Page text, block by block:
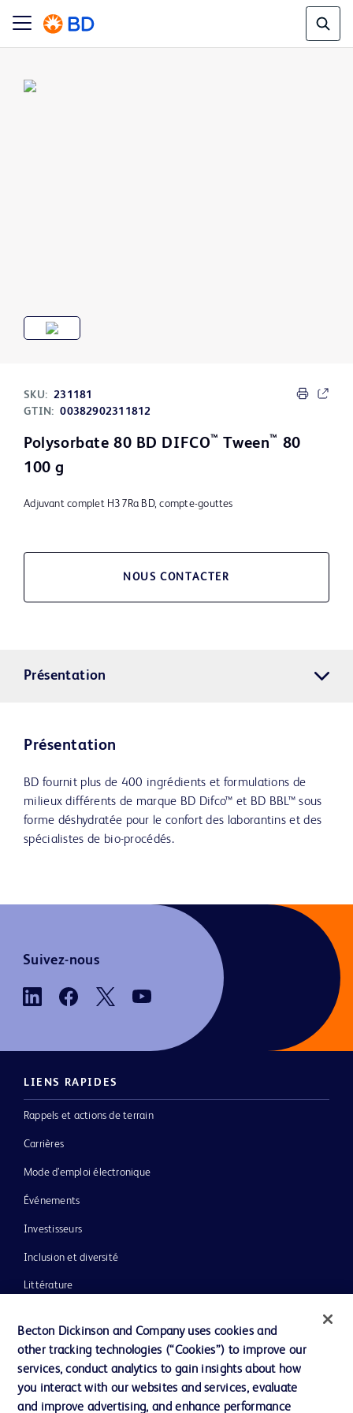
SKU: 231181
GTIN: 00382902311812
Polysorbate 80 BD DIFCO™ Tween™ 80
100 g
Adjuvant complet H37Ra BD, compte-gouttes
NOUS CONTACTER
Présentation
Présentation
BD fournit plus de 400 ingrédients et formulations de
milieux différents de marque BD Difco™ et BD BBL™ sous
forme déshydratée pour le confort des laborantins et des
spécialistes de bio-procédés.
Suivez-nous
LIENS RAPIDES
Rappels et actions de terrain
Carrières
Mode d’emploi électronique
Événements
Investisseurs
Inclusion et diversité
Littérature
Notre entreprise
Éthique et conformité
Assistance
Becton Dickinson and Company uses cookies and
other tracking technologies (“Cookies”) to improve our
services, conduct analytics to gain insights about how
you interact with our websites and services, evaluate
and improve advertising, and enhance performance